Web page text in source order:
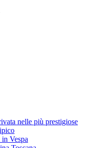
nelle più prestigiose
Vespa